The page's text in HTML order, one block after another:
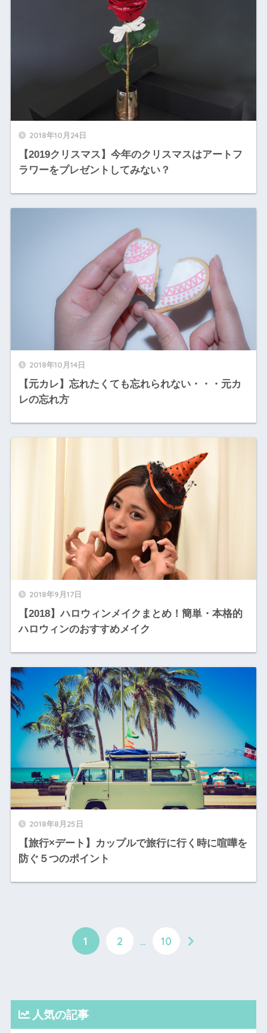
2018年10月24日
【2019クリスマス】今年のクリスマスはアートフ
ラワーをプレゼントしてみない？
2018年10月14日
【元カレ】忘れたくても忘れられない・・・元カ
レの忘れ方
2018年9月17日
【2018】ハロウィンメイクまとめ！簡単・本格的
ハロウィンのおすすめメイク
2018年8月25日
【旅行×デート】カップルで旅行に行く時に喧嘩を
防ぐ５つのポイント
1 2 … 10
人気の記事